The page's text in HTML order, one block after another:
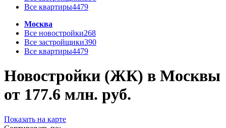
Все квартиры4479
Москва
Все новостройки268
Все застройщики390
Все квартиры4479
Новостройки (ЖК) в Москвы
от 177.6 млн. руб.
Показать на карте